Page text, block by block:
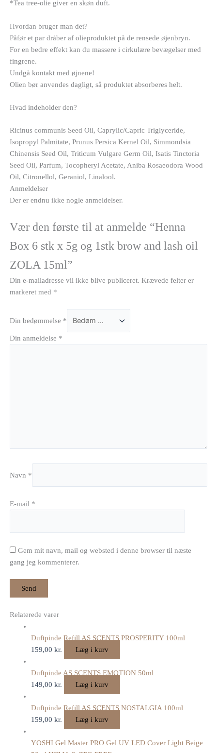
*Tea tree-olie giver en skøn duft.
Hvordan bruger man det?
Påfør et par dråber af olieproduktet på de rensede øjenbryn.
For en bedre effekt kan du massere i cirkulære bevægelser med
fingrene.
Undgå kontakt med øjnene!
Olien bør anvendes dagligt, så produktet absorberes helt.
Hvad indeholder den?
Ricinus communis Seed Oil, Caprylic/Capric Triglyceride,
Isopropyl Palmitate, Prunus Persica Kernel Oil, Simmondsia
Chinensis Seed Oil, Triticum Vulgare Germ Oil, Isatis Tinctoria
Seed Oil, Parfum, Tocopheryl Acetate, Aniba Rosaeodora Wood
Oil, Citronellol, Geraniol, Linalool.
Anmeldelser
Der er endnu ikke nogle anmeldelser.
Vær den første til at anmelde “Henna
Box 6 stk x 5g og 1stk brow and lash oil
ZOLA 15ml”
Din e-mailadresse vil ikke blive publiceret. Krævede felter er
markeret med *
Din bedømmelse *
Din anmeldelse *
Navn *
E-mail *
Gem mit navn, mail og websted i denne browser til næste
gang jeg kommenterer.
Relaterede varer
Duftpinde Refill AS SCENTS PROSPERITY 100ml
159,00 kr. Læg i kurv
Duftpinde AS SCENTS EMOTION 50ml
149,00 kr. Læg i kurv
Duftpinde Refill AS SCENTS NOSTALGIA 100ml
159,00 kr. Læg i kurv
YOSHI Gel Master PRO Gel UV LED Cover Light Beige